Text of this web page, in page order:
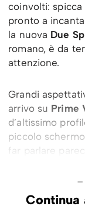
coinvolti:
pronto a
la nuova Due
romano, è da
attenzione.
Grandi
arrivo su Prime
d’altissimo
piccolo
far parlare
—
Continua